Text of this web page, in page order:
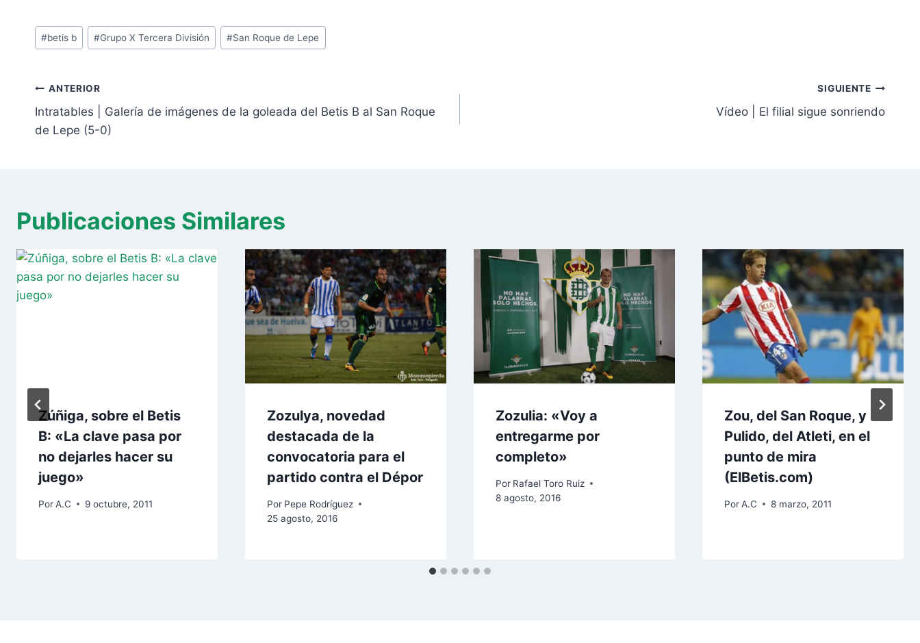
Etiquetas
de
entrada:
#betis b #Grupo X Tercera División #San Roque de Lepe
Navegación
de
entradas
ANTERIOR
Intratables | Galería de imágenes de la goleada del Betis B al San Roque
de Lepe (5-0)
SIGUIENTE
Vídeo | El filial sigue sonriendo
Publicaciones Similares
Zúñiga, sobre el Betis
B: «La clave pasa por
no dejarles hacer su
juego»
PorA.C 9 octubre, 2011
Zozulya, novedad
destacada de la
convocatoria para el
partido contra el Dépor
Por Pepe Rodríguez
25 agosto, 2016
Zozulia: «Voy a
entregarme por
completo»
Por Rafael Toro Ruiz
8 agosto, 2016
Zou, del San Roque, y
Pulido, del Atleti, en el
punto de mira
(ElBetis.com)
PorA.C 8 marzo, 2011